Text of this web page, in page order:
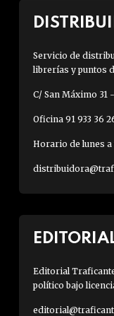
Servicio de
librerías y puntos
C/ San Máximo 31
Oficina 91 933 36
Horario de lunes a
Editorial
político bajo